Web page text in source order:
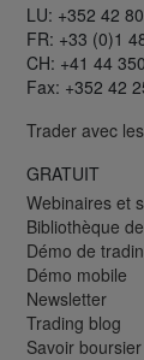
LU: +352 42
FR: +33 (0)1
CH: +41 44
Fax: +352 42
Trader avec
GRATUIT
Webinaires et
Bibliothèque
Démo de
Démo mobile
Newsletter
Trading blog
Savoir boursier